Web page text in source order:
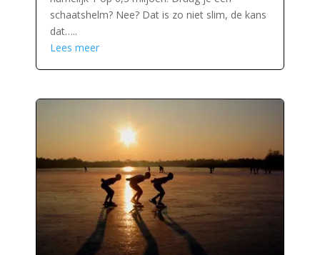
schaatshelm? Nee? Dat is zo niet slim, de kans
dat…..
Lees meer